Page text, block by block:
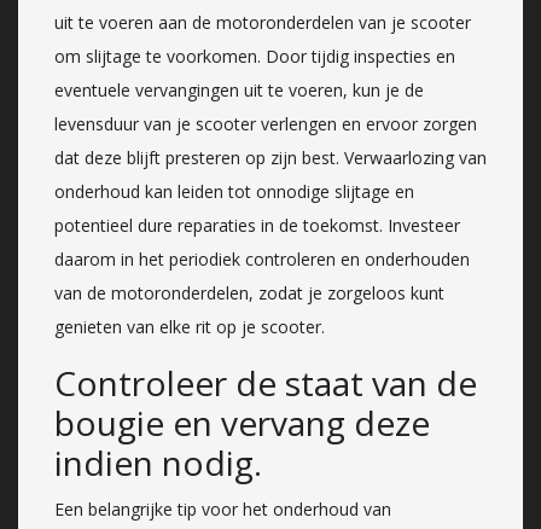
uit te voeren aan de motoronderdelen van je scooter
om slijtage te voorkomen. Door tijdig inspecties en
eventuele vervangingen uit te voeren, kun je de
levensduur van je scooter verlengen en ervoor zorgen
dat deze blijft presteren op zijn best. Verwaarlozing van
onderhoud kan leiden tot onnodige slijtage en
potentieel dure reparaties in de toekomst. Investeer
daarom in het periodiek controleren en onderhouden
van de motoronderdelen, zodat je zorgeloos kunt
genieten van elke rit op je scooter.
Controleer de staat van de
bougie en vervang deze
indien nodig.
Een belangrijke tip voor het onderhoud van